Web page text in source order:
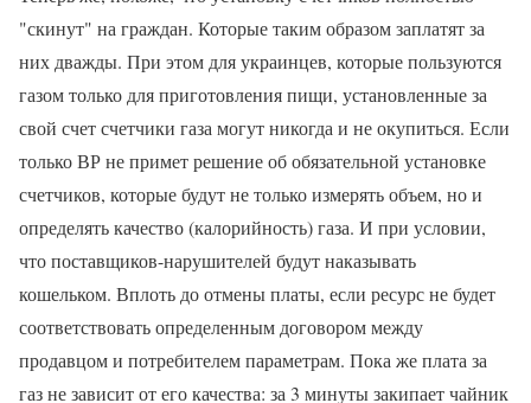
"скинут" на граждан. Которые таким образом заплатят за
них дважды. При этом для украинцев, которые пользуются
газом только для приготовления пищи, установленные за
свой счет счетчики газа могут никогда и не окупиться. Если
только ВР не примет решение об обязательной установке
счетчиков, которые будут не только измерять объем, но и
определять качество (калорийность) газа. И при условии,
что поставщиков-нарушителей будут наказывать
кошельком. Вплоть до отмены платы, если ресурс не будет
соответствовать определенным договором между
продавцом и потребителем параметрам. Пока же плата за
газ не зависит от его качества: за 3 минуты закипает чайник